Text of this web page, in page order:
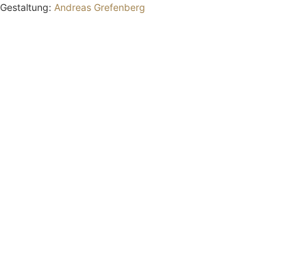
Gestaltung: Andreas Grefenberg